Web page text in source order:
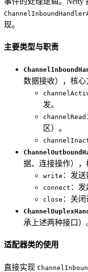
现。
主要类型与职责
数据接收），核心
发。
channelRead
区）。
据、连接操作），
write ：发
connect ：发
close ：关闭
承上述两种接口）
适配器类的使用
直接实现